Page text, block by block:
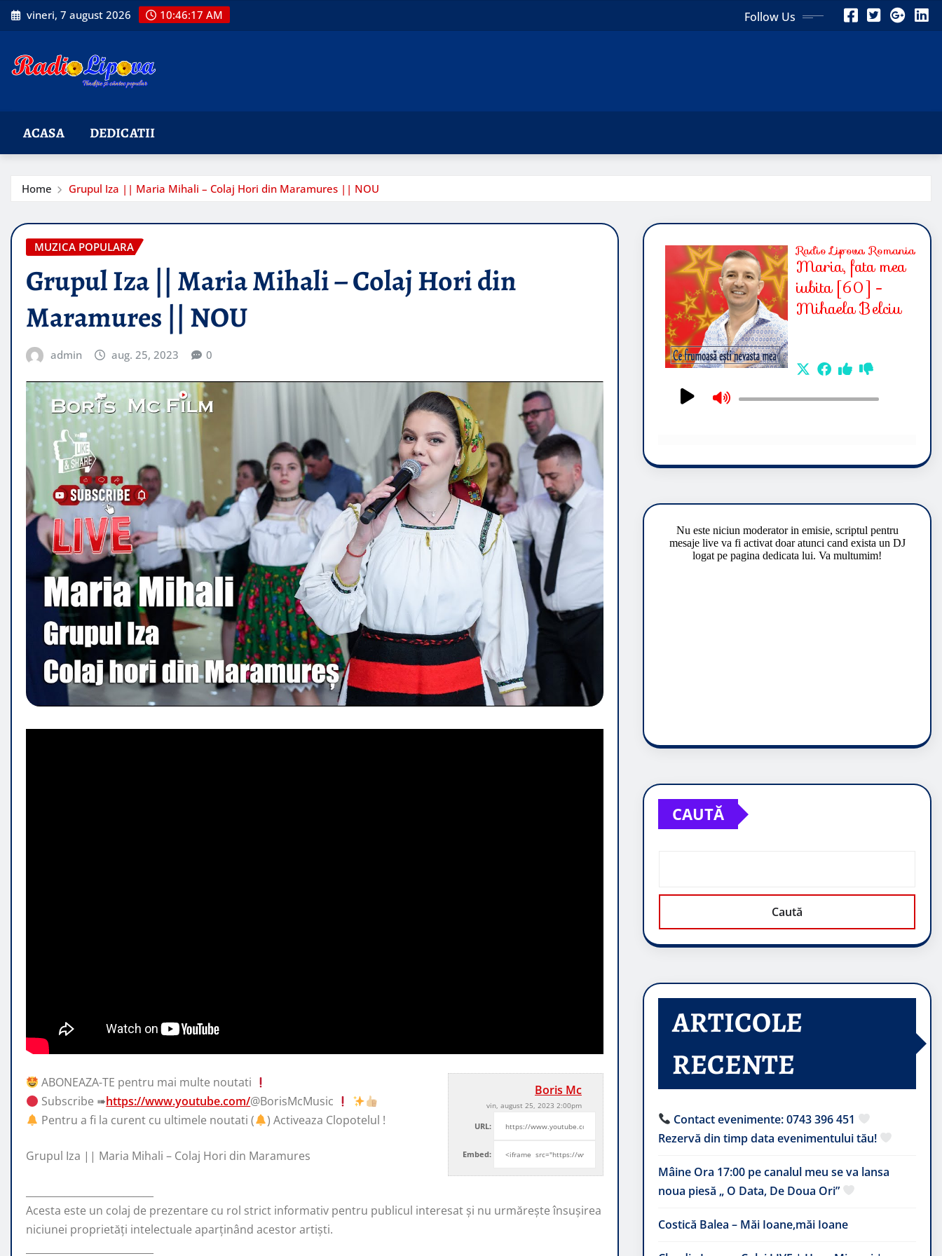
Skip
to
vineri, 7 august 2026 10:46:18 AM Follow Us
ACASA DEDICATII
Home Grupul Iza || Maria Mihali – Colaj Hori din Maramures || NOU
MUZICA POPULARA
Grupul Iza || Maria Mihali – Colaj Hori din
Maramures || NOU
admin aug. 25, 2023 0
Boris Mc
vin, august 25, 2023 2:00pm
URL:
Embed:
ABONEAZA-TE pentru mai multe noutati
Subscribe ➠https://www.youtube.com/@BorisMcMusic
Pentru a fi la curent cu ultimele noutati ( ) Activeaza Clopotelul !
Grupul Iza || Maria Mihali – Colaj Hori din Maramures
Acesta este un colaj de prezentare cu rol strict informativ pentru publicul interesat și nu urmărește însușirea
niciunei proprietăți intelectuale aparținând acestor artiști.
CAUTĂ
Caută
ARTICOLE
RECENTE
Contact evenimente: 0743 396 451
Rezervă din timp data evenimentului tău!
Mâine Ora 17:00 pe canalul meu se va lansa
noua piesă „ O Data, De Doua Ori”
Costică Balea – Măi Ioane,măi Ioane